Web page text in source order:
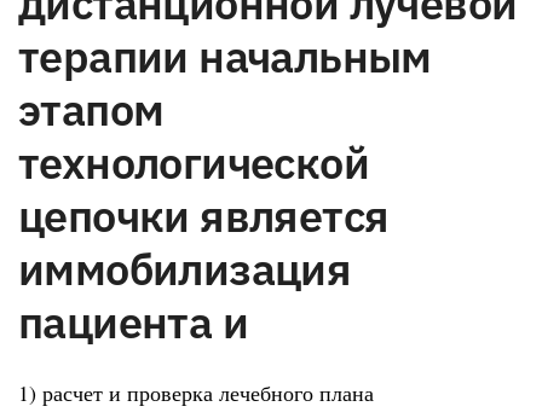
терапии начальным
этапом
технологической
цепочки является
иммобилизация
пациента и
1) расчет и проверка лечебного плана